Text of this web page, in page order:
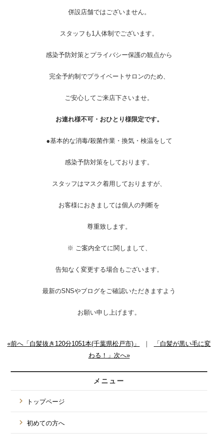
併設店舗ではございません。
スタッフも1人体制でございます。
感染予防対策とプライバシー保護の観点から
完全予約制でプライベートサロンのため、
ご安心してご来店下さいませ。
お連れ様不可・おひとり様限定です。
●基本的な消毒/殺菌作業・換気・検温をして
感染予防対策をしております。
スタッフはマスク着用しておりますが、
お客様におきましては個人の判断を
尊重致します。
※ ご案内全てに関しまして、
告知なく変更する場合もございます。
最新のSNSやブログをご確認いただきますよう
お願い申し上げます。
«前へ「白髪抜き120分1051本(千葉県松戸市)」 ｜
「白髪が黒い毛に変
わる！」次へ»
メニュー
トップページ
初めての方へ